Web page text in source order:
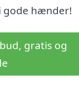
gode hænder!
gratis og